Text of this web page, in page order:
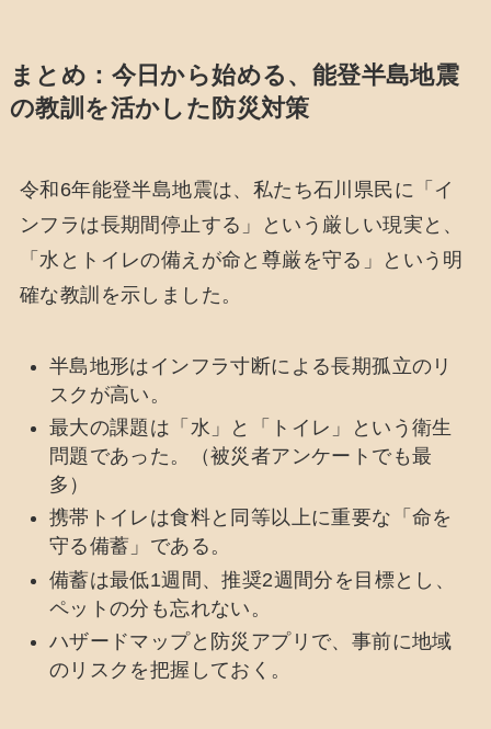
まとめ：今日から始める、能登半島地震
の教訓を活かした防災対策
令和6年能登半島地震は、私たち石川県民に「イ
ンフラは長期間停止する」という厳しい現実と、
「水とトイレの備えが命と尊厳を守る」という明
確な教訓を示しました。
半島地形はインフラ寸断による長期孤立のリ
スクが高い。
最大の課題は「水」と「トイレ」という衛生
問題であった。（被災者アンケートでも最
多）
携帯トイレは食料と同等以上に重要な「命を
守る備蓄」である。
備蓄は最低1週間、推奨2週間分を目標とし、
ペットの分も忘れない。
ハザードマップと防災アプリで、事前に地域
のリスクを把握しておく。